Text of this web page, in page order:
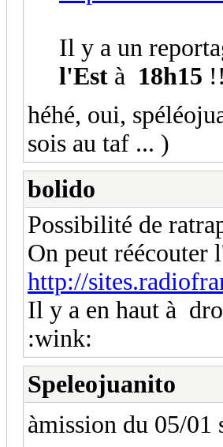
Il y a un
l'Est à 18h15
héhé, oui,
sois au taf ... )
bolido
Possibilité de
On peut réécouter
http://
Il y a en haut à
:wink:
Speleojuanito
àmission du 05/